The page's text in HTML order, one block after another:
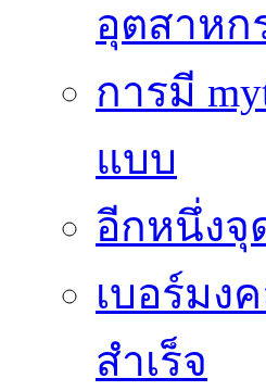
อุตสาหก
การมี
แบบ
อีกหนึ่งจุ
เบอร์มง
สำเร็จ